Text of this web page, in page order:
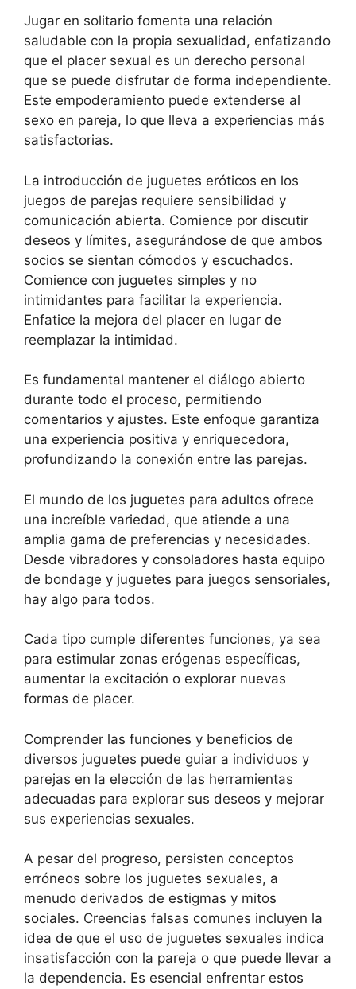
Jugar en solitario fomenta una relación
saludable con la propia sexualidad, enfatizando
que el placer sexual es un derecho personal
que se puede disfrutar de forma independiente.
Este empoderamiento puede extenderse al
sexo en pareja, lo que lleva a experiencias más
satisfactorias.
La introducción de juguetes eróticos en los
juegos de parejas requiere sensibilidad y
comunicación abierta. Comience por discutir
deseos y límites, asegurándose de que ambos
socios se sientan cómodos y escuchados.
Comience con juguetes simples y no
intimidantes para facilitar la experiencia.
Enfatice la mejora del placer en lugar de
reemplazar la intimidad.
Es fundamental mantener el diálogo abierto
durante todo el proceso, permitiendo
comentarios y ajustes. Este enfoque garantiza
una experiencia positiva y enriquecedora,
profundizando la conexión entre las parejas.
El mundo de los juguetes para adultos ofrece
una increíble variedad, que atiende a una
amplia gama de preferencias y necesidades.
Desde vibradores y consoladores hasta equipo
de bondage y juguetes para juegos sensoriales,
hay algo para todos.
Cada tipo cumple diferentes funciones, ya sea
para estimular zonas erógenas específicas,
aumentar la excitación o explorar nuevas
formas de placer.
Comprender las funciones y beneficios de
diversos juguetes puede guiar a individuos y
parejas en la elección de las herramientas
adecuadas para explorar sus deseos y mejorar
sus experiencias sexuales.
A pesar del progreso, persisten conceptos
erróneos sobre los juguetes sexuales, a
menudo derivados de estigmas y mitos
sociales. Creencias falsas comunes incluyen la
idea de que el uso de juguetes sexuales indica
insatisfacción con la pareja o que puede llevar a
la dependencia. Es esencial enfrentar estos